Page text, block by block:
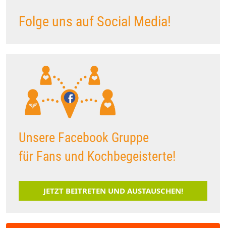
Folge uns auf Social Media!
Unsere Facebook Gruppe
für Fans und Kochbegeisterte!
JETZT BEITRETEN UND AUSTAUSCHEN!